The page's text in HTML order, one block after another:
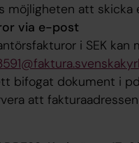
möjligheten att
via e-post
i SEK
bifogat dokument i
att